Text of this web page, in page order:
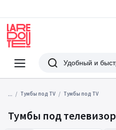
Меню
Redoute
Поиск
... Тумбы под TV Тумбы под TV
Тумбы под телевизор